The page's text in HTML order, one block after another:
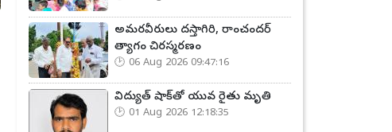
అమరవీరులు దస్తాగిరి, రాంచందర్
త్యాగం చిరస్మరణం
06 Aug 2026 09:47:16
విద్యుత్ షాక్‌తో యువ రైతు మృతి
01 Aug 2026 12:18:35